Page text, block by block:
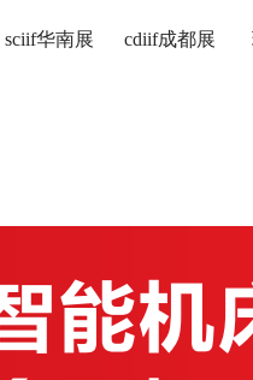
sciif华南展 cdiif成都展